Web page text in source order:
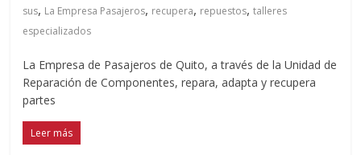
sus, La Empresa Pasajeros, recupera, repuestos,talleres
especializados
La Empresa de Pasajeros de Quito, a través de la Unidad de
Reparación de Componentes, repara, adapta y recupera
partes
Leer más